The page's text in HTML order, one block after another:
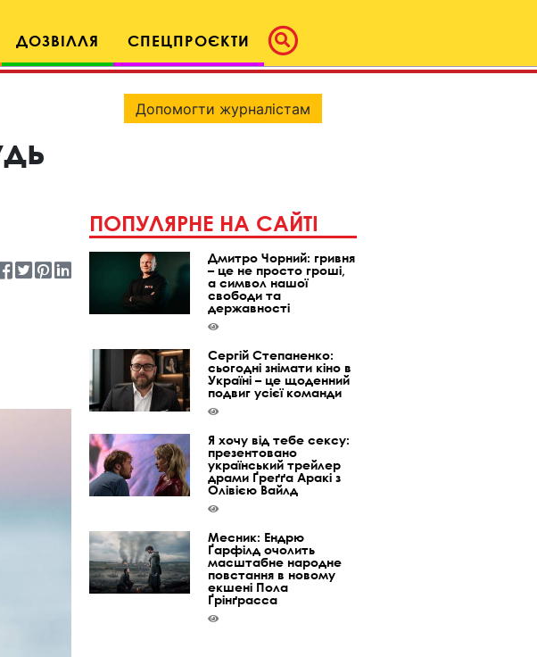
ДОЗВІЛЛЯ СПЕЦПРОЄКТИ
Допомогти журналістам
ПОПУЛЯРНЕ НА САЙТІ
Дмитро Чорний: гривня
– це не просто гроші,
а символ нашої
свободи та
державності
Сергій Степаненко:
сьогодні знімати кіно в
Україні – це щоденний
подвиг усієї команди
Я хочу від тебе сексу:
презентовано
український трейлер
драми Ґреґґа Аракі з
Олівією Вайлд
Месник: Ендрю
Ґарфілд очолить
масштабне народне
повстання в новому
екшені Пола
Ґрінґрасса